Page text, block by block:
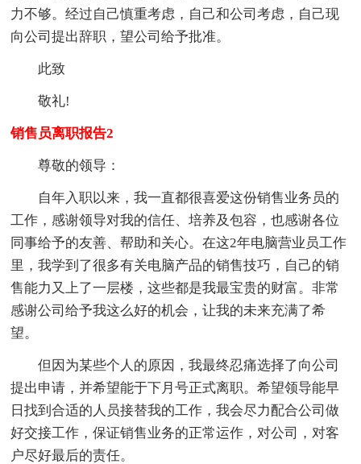
力不够。经过自己慎重考虑，自己和公司考虑，自己现
向公司提出辞职，望公司给予批准。
此致
敬礼!
销售员离职报告2
尊敬的领导：
自年入职以来，我一直都很喜爱这份销售业务员的
工作，感谢领导对我的信任、培养及包容，也感谢各位
同事给予的友善、帮助和关心。在这2年电脑营业员工作
里，我学到了很多有关电脑产品的销售技巧，自己的销
售能力又上了一层楼，这些都是我最宝贵的财富。非常
感谢公司给予我这么好的机会，让我的未来充满了希
望。
但因为某些个人的原因，我最终忍痛选择了向公司
提出申请，并希望能于下月号正式离职。希望领导能早
日找到合适的人员接替我的工作，我会尽力配合公司做
好交接工作，保证销售业务的正常运作，对公司，对客
户尽好最后的责任。